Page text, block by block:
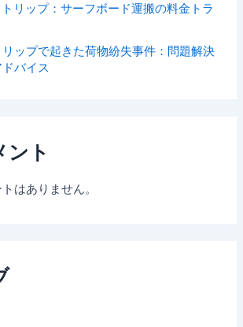
リップ：サーフボード運搬の料金トラ
ップで起きた荷物紛失事件：問題解決
バイス
ント
はありません。